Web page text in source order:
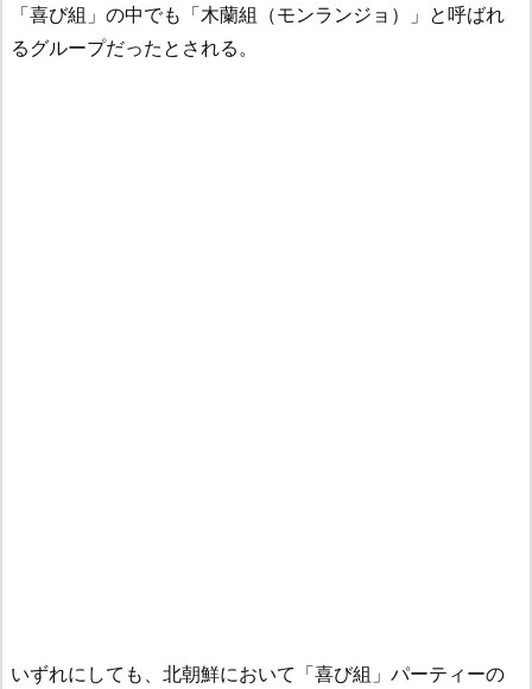
「喜び組」の中でも「木蘭組（モンランジョ）」と呼ばれ
るグループだったとされる。
いずれにしても、北朝鮮において「喜び組」パーティーの